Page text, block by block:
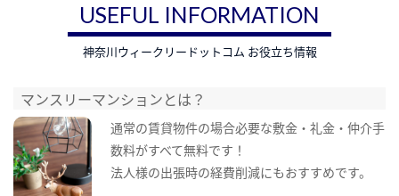
USEFUL INFORMATION
神奈川ウィークリードットコム お役立ち情報
マンスリーマンションとは？
通常の賃貸物件の場合必要な敷金・礼金・仲介手
数料がすべて無料です！
法人様の出張時の経費削減にもおすすめです。